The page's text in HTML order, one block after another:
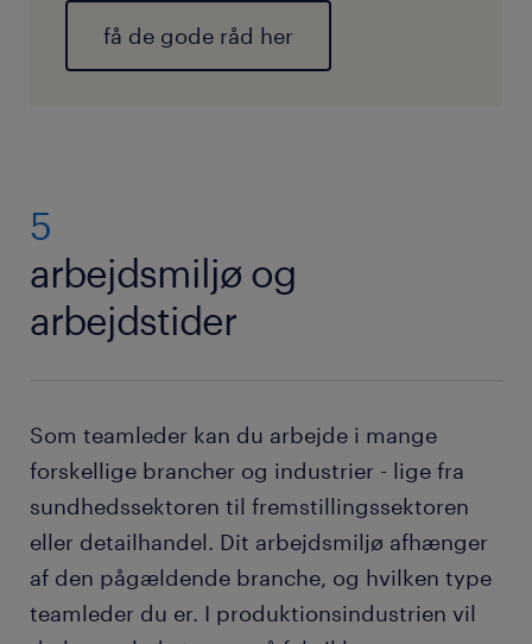
få de gode råd her
5
arbejdsmiljø og
arbejdstider
Som teamleder kan du arbejde i mange
forskellige brancher og industrier - lige fra
sundhedssektoren til fremstillingssektoren
eller detailhandel. Dit arbejdsmiljø afhænger
af den pågældende branche, og hvilken type
teamleder du er. I produktionsindustrien vil